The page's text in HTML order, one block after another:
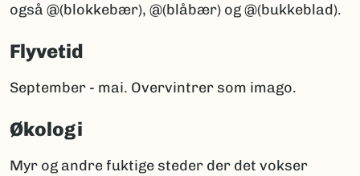
også @(blokkebær), @(blåbær) og @(bukkeblad).
Flyvetid
September - mai. Overvintrer som imago.
Økologi
Myr og andre fuktige steder der det vokser